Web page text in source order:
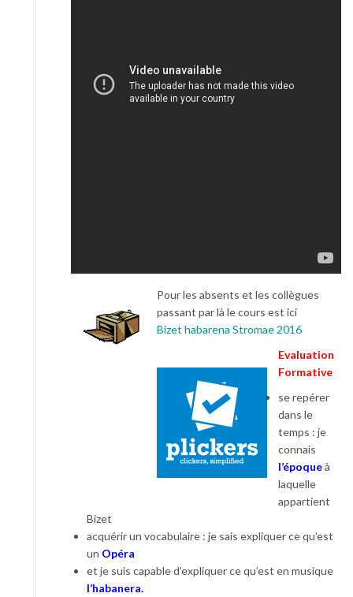
Pour les absents et les collègues
passant par là le cours est ici
Bizet habarena Stromae 2016
Evaluation
Formative
se repérer
dans le
temps : je
connais
l’époqueà
laquelle
appartient
Bizet
acquérir un vocabulaire : je sais expliquer ce qu’est
un Opéra
et je suis capable d’expliquer ce qu’est en musique
l’habanera.